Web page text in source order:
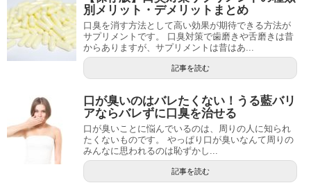
別メリット・デメリットまとめ
口臭を消す方法として高い効果が期待できる方法が
サプリメントです。 口臭対策で歯磨きや舌磨きは昔
からありますが、サプリメントは昔はあ...
記事を読む
口が臭いのはバレたくない！うる藍バリ
アならバレずに口臭を治せる
口が臭いことに悩んでいるのは、周りの人に知られ
たくないものです。 やっぱり口が臭いなんて周りの
みんなに思われるのは恥ずかし...
記事を読む